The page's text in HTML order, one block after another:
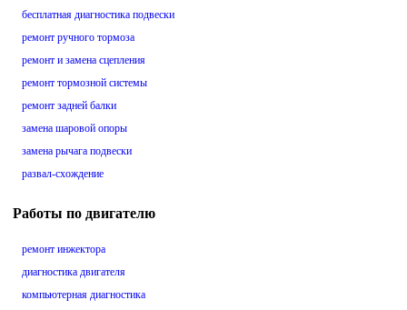
бесплатная диагностика подвески
ремонт ручного тормоза
ремонт и замена сцепления
ремонт тормозной системы
ремонт задней балки
замена шаровой опоры
замена рычага подвески
развал-схождение
Работы по двигателю
ремонт инжектора
диагностика двигателя
компьютерная диагностика